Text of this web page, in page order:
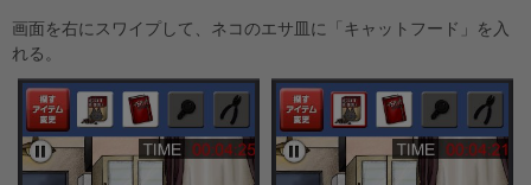
画面を右にスワイプして、ネコのエサ皿に「キャットフード」を入
れる。